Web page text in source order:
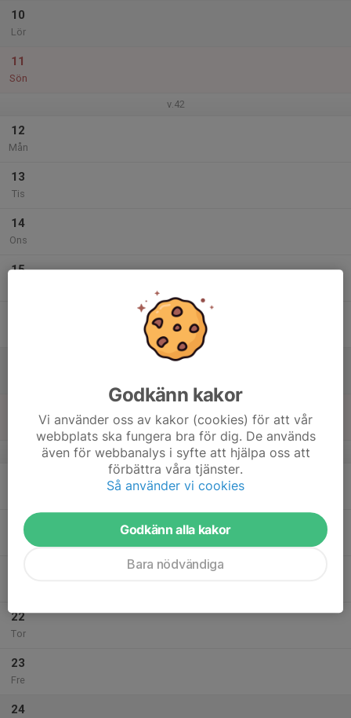
10
Lör
11
Sön
v.42
12
Mån
13
Tis
14
Ons
15
v.43
20
22
Tor
23
Fre
24
Godkänn kakor
Vi använder oss av kakor (cookies) för att vår
webbplats ska fungera bra för dig. De används
även för webbanalys i syfte att hjälpa oss att
förbättra våra tjänster.
Så använder vi cookies
Godkänn alla kakor
Bara nödvändiga